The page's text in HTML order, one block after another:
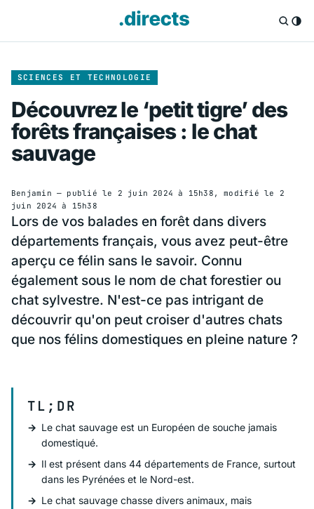
SCIENCES ET TECHNOLOGIE
Découvrez le ‘petit tigre’ des
forêts françaises : le chat
sauvage
Benjamin — publié le 2 juin 2024 à 15h38 , modifié le 2
juin 2024 à 15h38
Lors de vos balades en forêt dans divers
départements français, vous avez peut-être
aperçu ce félin sans le savoir. Connu
également sous le nom de chat forestier ou
chat sylvestre. N'est-ce pas intrigant de
découvrir qu'on peut croiser d'autres chats
que nos félins domestiques en pleine nature ?
TL;DR
Le chat sauvage est un Européen de souche jamais
domestiqué.
Il est présent dans 44 départements de France, surtout
dans les Pyrénées et le Nord-est.
Le chat sauvage chasse divers animaux, mais